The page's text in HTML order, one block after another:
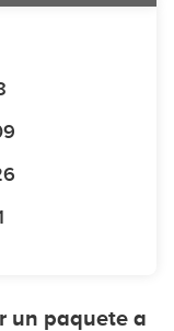
un paquete a